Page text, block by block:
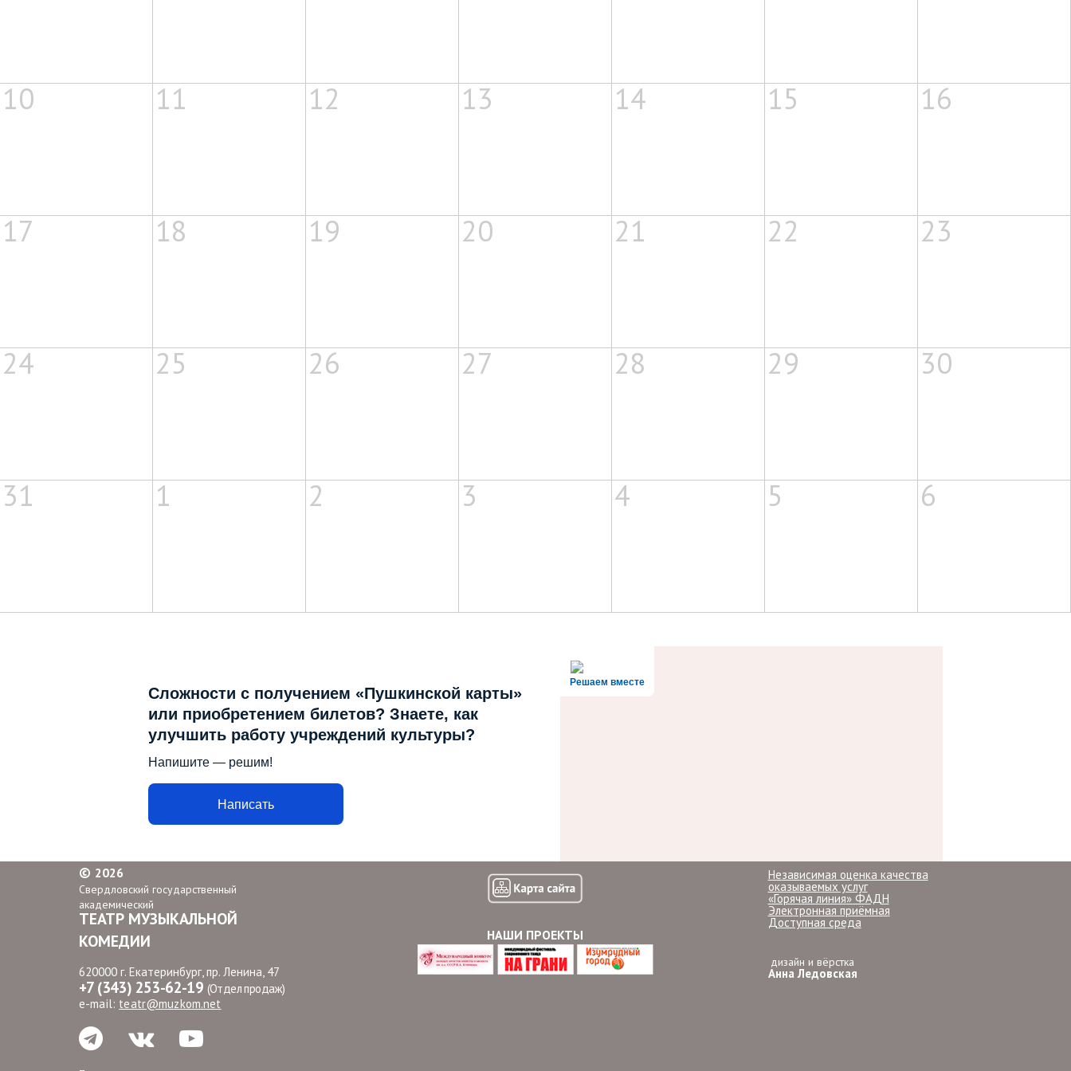
10 11 12 13 14 15 16
17 18 19 20 21 22 23
24 25 26 27 28 29 30
31 1 2 3 4 5 6
Решаем вместе
Сложности с получением «Пушкинской карты»
или приобретением билетов? Знаете, как
улучшить работу учреждений культуры?
Напишите — решим!
Написать
© 2026
Свердловский государственный
академический
ТЕАТР МУЗЫКАЛЬНОЙ
КОМЕДИИ
620000 г. Екатеринбург, пр. Ленина, 47
+7 (343) 253-62-19 (Отдел продаж)
e-mail: teatr@muzkom.net
НАШИ ПРОЕКТЫ
Независимая оценка качества
оказываемых услуг
«Горячая линия» ФАДН
Электронная приёмная
Доступная среда
дизайн и вёрстка
Анна Ледовская